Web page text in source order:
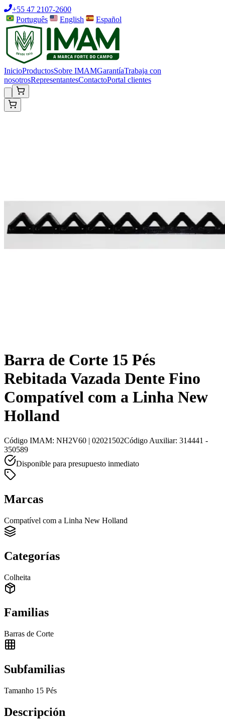
+55 47 2107-2600
Português
English Español
InicioProductosSobre IMAMGarantíaTrabaja con
nosotrosRepresentantesContactoPortal clientes
Barra de Corte 15 Pés
Rebitada Vazada Dente Fino
Compatível com a Linha New
Holland
Código IMAM: NH2V60 | 02021502Código Auxiliar: 314441 -
350589
Disponible para presupuesto inmediato
Marcas
Compatível com a Linha New Holland
Categorías
Colheita
Familias
Barras de Corte
Subfamilias
Tamanho 15 Pés
Descripción